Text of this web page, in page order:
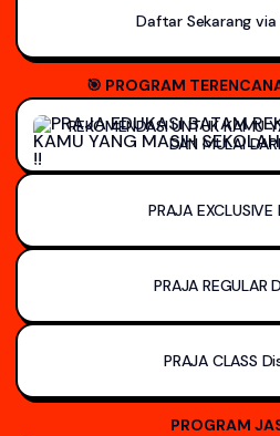
Daftar Sekarang
🎯 PROGRAM
REKOMENDASI UNTUK KAMU
REKOMENDASI UNTUK KAMU
DAN MULAI
PRAJA
PRAJA REGULAR
PRAJA CLASS
PROGRAM